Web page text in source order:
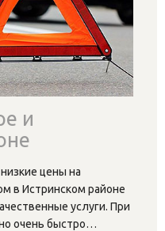
и
цены на
в Истринском районе
услуги. При
очень быстро…